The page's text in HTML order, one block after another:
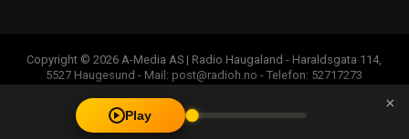
Copyright © 2026 A-Media AS | Radio Haugaland - Haraldsgata 114,
5527 Haugesund - Mail: post@radioh.no - Telefon: 52717273
Play
×